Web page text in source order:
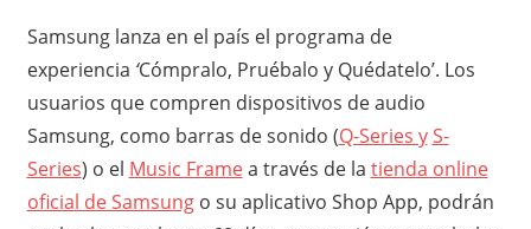
Samsung lanza en el país el programa de
experiencia ‘Cómpralo, Pruébalo y Quédatelo’. Los
usuarios que compren dispositivos de audio
Samsung, como barras de sonido (Q-Series y S-
Series) o el Music Framea través de la tienda online
oficial de Samsungo su aplicativo Shop App, podrán